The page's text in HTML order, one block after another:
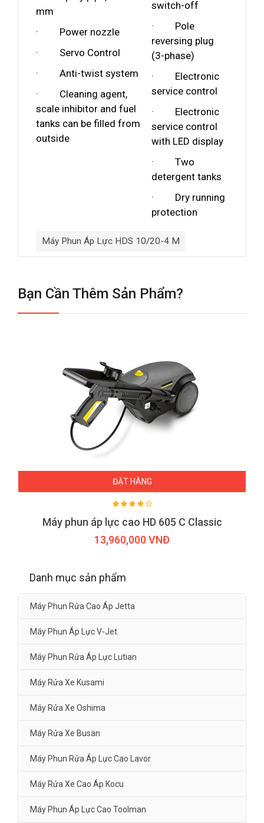
mm
· Power nozzle
· Servo Control
· Anti-twist system
· Cleaning agent,
scale inhibitor and fuel
tanks can be filled from
outside
switch-off
· Pole
reversing plug
(3-phase)
· Electronic
service control
· Electronic
service control
with LED display
· Two
detergent tanks
· Dry running
protection
Máy Phun Áp Lực HDS 10/20-4 M
Bạn Cần Thêm Sản Phẩm?
ĐẶT HÀNG
Máy phun áp lực cao HD 605 C Classic
13,960,000 VNĐ
Danh mục sản phẩm
Máy Phun Rửa Cao Áp Jetta
Máy Phun Áp Lực V-Jet
Máy Phun Rửa Áp Lực Lutian
Máy Rửa Xe Kusami
Máy Rửa Xe Oshima
Máy Rửa Xe Busan
Máy Phun Rửa Áp Lực Cao Lavor
Máy Rửa Xe Cao Áp Kocu
Máy Phun Áp Lực Cao Toolman